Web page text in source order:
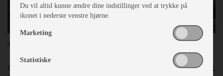
Adria Alpina 743 UP
Egenvægt
1850 Kg.
Du vil altid kunne ændre dine indstillinger ved at trykke på
ikonet i nederste venstre hjørne.
Marketing
Statistiske